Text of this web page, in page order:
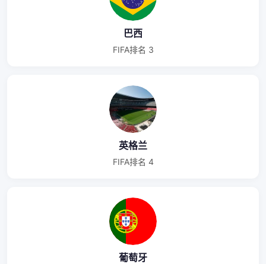
巴西
FIFA排名 3
英格兰
FIFA排名 4
葡萄牙